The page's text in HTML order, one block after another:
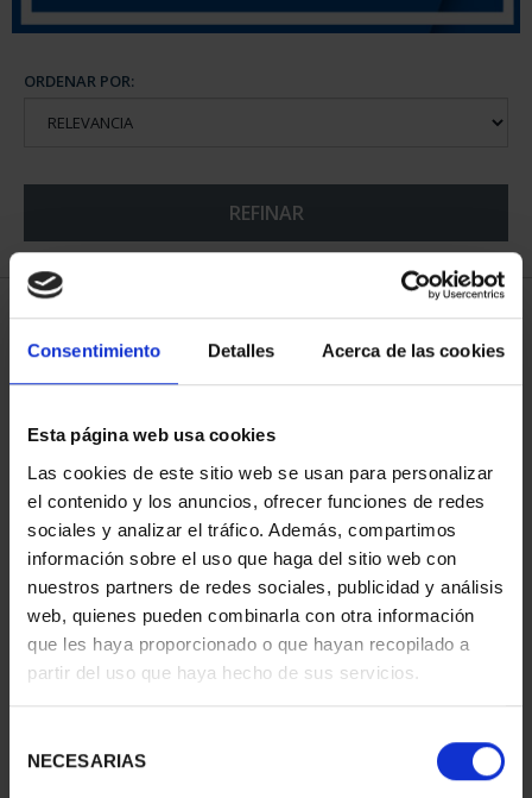
Consentimiento Detalles Acerca de las cookies
Esta página web usa cookies
Las cookies de este sitio web se usan para personalizar
el contenido y los anuncios, ofrecer funciones de redes
sociales y analizar el tráfico. Además, compartimos
información sobre el uso que haga del sitio web con
nuestros partners de redes sociales, publicidad y análisis
web, quienes pueden combinarla con otra información
que les haya proporcionado o que hayan recopilado a
partir del uso que haya hecho de sus servicios.
NECESARIAS
ORDENAR POR:
REFINAR
5 Productos encontrados
SUSCRIPCIÓN
CAPITALES DE
PROVINCIA 1
949,00 €
Sólo para usuarios
registrados
SUSCRIPCIÓN
CAPITALES DE
PROVINCIA 2
949,00 €
Sólo para usuarios
registrados